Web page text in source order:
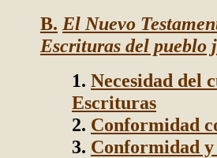
B. El Nuevo
Escrituras del pueblo
1. Necesidad del
Escrituras
2. Conformidad
3. Conformidad